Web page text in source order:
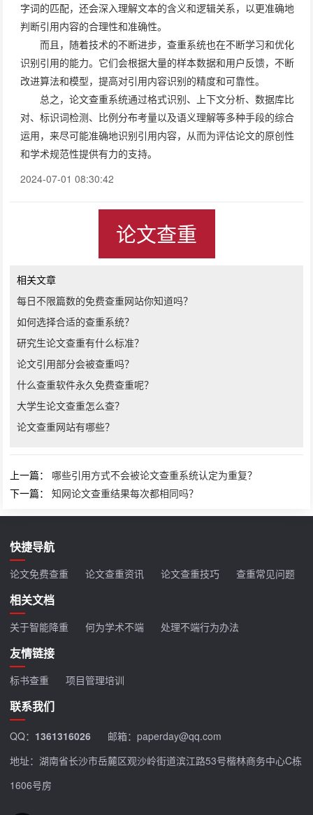
字词的匹配，还会深入理解文本的含义和逻辑关系，以更准确地
判断引用内容的合理性和准确性。
而且，随着技术的不断进步，查重系统也在不断学习和优化
识别引用的能力。它们会根据大量的样本数据和用户反馈，不断
改进算法和模型，提高对引用内容识别的精度和可靠性。
总之，论文查重系统通过格式识别、上下文分析、数据库比
对、标识词检测、比例分布考量以及语义理解等多种手段的综合
运用，来尽可能准确地识别引用内容，从而为评估论文的原创性
和学术规范性提供有力的支持。
2024-07-01 08:30:42
论文查重
相关文章
每日不限篇数的免费查重网站你知道吗？
如何选择合适的查重系统？
研究生论文查重有什么标准？
论文引用部分会被查重吗？
什么查重软件永久免费查重呢？
大学生论文查重怎么查？
论文查重网站有哪些？
上一篇： 哪些引用方式不会被论文查重系统认定为重复？
下一篇：知网论文查重结果每次都相同吗？
快捷导航
论文免费查重 论文查重资讯 论文查重技巧 查重常见问题
相关文档
关于智能降重 何为学术不端 处理不端行为办法
友情链接
标书查重 项目管理培训
联系我们
QQ： 1361316026
邮箱：paperday@qq.com
地址：湖南省长沙市岳麓区观沙岭街道滨江路53号楷林商务中心C栋
1606号房